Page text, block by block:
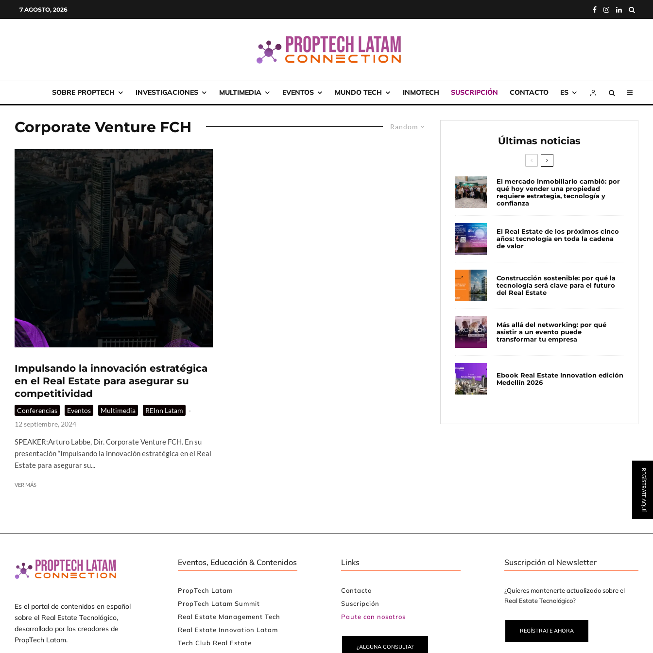
7 AGOSTO, 2026
SOBRE PROPTECH INVESTIGACIONES MULTIMEDIA EVENTOS MUNDO TECH INMOTECH SUSCRIPCIÓN CONTACTO ES
Random
Corporate Venture FCH
Impulsando la innovación estratégica
en el Real Estate para asegurar su
competitividad
Conferencias Eventos Multimedia REInn Latam
·
12 septiembre, 2024
SPEAKER:Arturo Labbe, Dir. Corporate Venture FCH. En su
presentación “Impulsando la innovación estratégica en el Real
Estate para asegurar su...
VER MÁS
Últimas noticias
El mercado inmobiliario cambió: por
qué hoy vender una propiedad
requiere estrategia, tecnología y
confianza
El Real Estate de los próximos cinco
años: tecnología en toda la cadena
de valor
Construcción sostenible: por qué la
tecnología será clave para el futuro
del Real Estate
Más allá del networking: por qué
asistir a un evento puede
transformar tu empresa
Ebook Real Estate Innovation edición
Medellín 2026
Es el portal de contenidos en español
sobre el Real Estate Tecnológico,
desarrollado por los creadores de
PropTech Latam.
Eventos, Educación & Contenidos
PropTech Latam
PropTech Latam Summit
Real Estate Management Tech
Real Estate Innovation Latam
Tech Club Real Estate
Links
Contacto
Suscripción
Paute con nosotros
¿ALGUNA CONSULTA?
Suscripción al Newsletter
¿Quieres mantenerte actualizado sobre el
Real Estate Tecnológico?
REGÍSTRATE AHORA
REGÍSTRATE AQUÍ